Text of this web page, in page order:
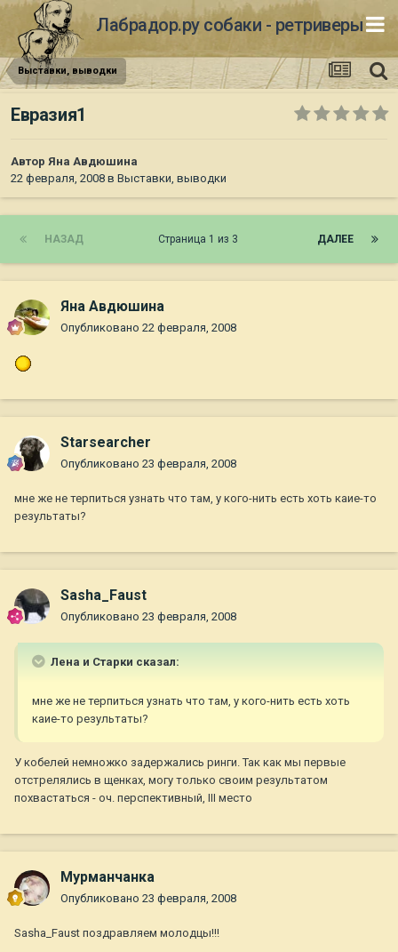
Лабрадор.ру собаки - ретриверы
Выставки, выводки
Евразия1
Автор Яна Авдюшина
22 февраля, 2008 в Выставки, выводки
НАЗАД ДАЛЕЕ
Страница 1 из 3
Яна Авдюшина
Опубликовано 22 февраля, 2008
Starsearcher
Опубликовано 23 февраля, 2008
мне же не терпиться узнать что там, у кого-нить есть хоть каие-то
результаты?
Sasha_Faust
Опубликовано 23 февраля, 2008
Лена и Старки сказал:
мне же не терпиться узнать что там, у кого-нить есть хоть
каие-то результаты?
У кобелей немножко задержались ринги. Так как мы первые
отстрелялись в щенках, могу только своим результатом
похвастаться - оч. перспективный, III место
Мурманчанка
Опубликовано 23 февраля, 2008
Sasha_Faust поздравляем молодцы!!!